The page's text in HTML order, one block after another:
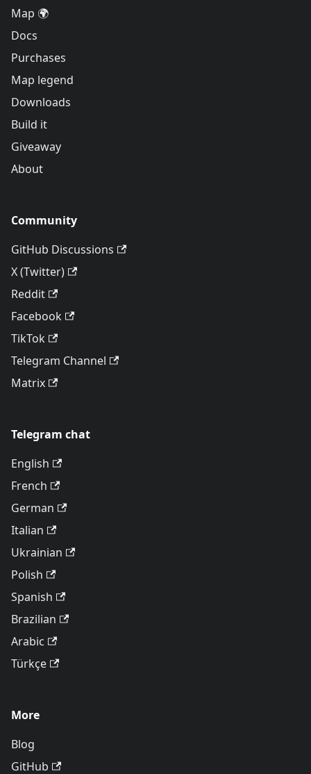
Map 🌍
Docs
Purchases
Map legend
Downloads
Build it
Giveaway
About
Community
GitHub Discussions
X (Twitter)
Reddit
Facebook
TikTok
Telegram Channel
Matrix
Telegram chat
English
French
German
Italian
Ukrainian
Polish
Spanish
Brazilian
Arabic
Türkçe
More
Blog
GitHub